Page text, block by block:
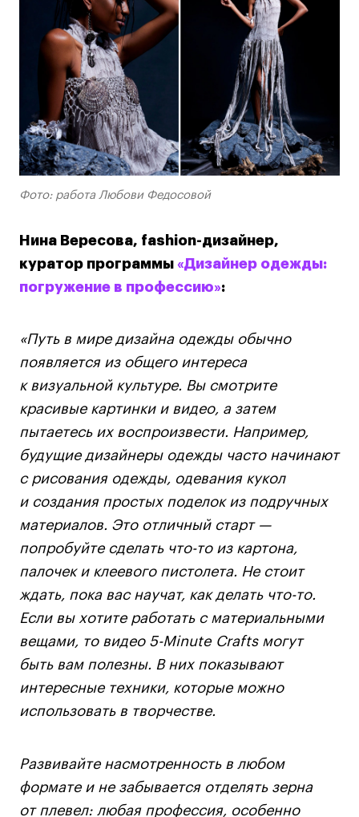
Новости
События
Преподаватели
Лицензии и аккредитации
Для прессы
Ресурсы
Партнеры
Вакансии
Контакты
Условия поступления
Стоимость обучения
Иностранным студентам
График учебного года
Вопросы и ответы
Карьера
Ассоциация выпускников
Конкурсы
Участие в выставках
Летние стажировки
Проекты студентов
«Живые» проекты
Участие в выставках
Фото: работа Любови Федосовой
Нина Вересова, fashion-дизайнер,
куратор программы«Дизайнер одежды:
погружение в профессию»:
«Путь в мире дизайна одежды обычно
появляется из общего интереса
к визуальной культуре. Вы смотрите
красивые картинки и видео, а затем
пытаетесь их воспроизвести. Например,
будущие дизайнеры одежды часто начинают
с рисования одежды, одевания кукол
и создания простых поделок из подручных
материалов. Это отличный старт —
попробуйте сделать что-то из картона,
палочек и клеевого пистолета. Не стоит
ждать, пока вас научат, как делать что-то.
Если вы хотите работать с материальными
вещами, то видео 5-Minute Crafts могут
быть вам полезны. В них показывают
интересные техники, которые можно
использовать в творчестве.
Развивайте насмотренность в любом
формате и не забывается отделять зерна
от плевел: любая профессия, особенно